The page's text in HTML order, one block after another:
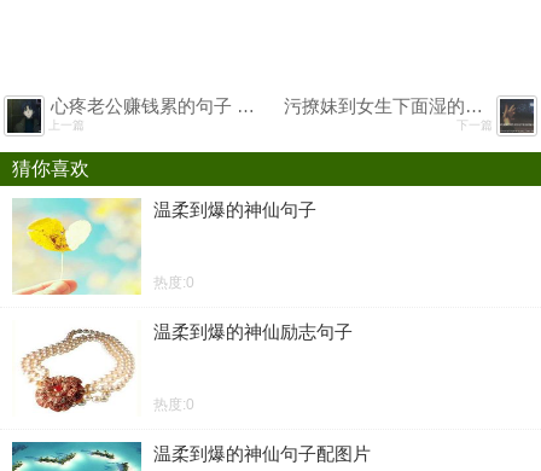
心疼老公赚钱累的句子 老公挣钱辛苦了的句子
上一篇
污撩妹到女生下面湿的句子
下一篇
猜你喜欢
温柔到爆的神仙句子
热度:0
温柔到爆的神仙励志句子
热度:0
温柔到爆的神仙句子配图片